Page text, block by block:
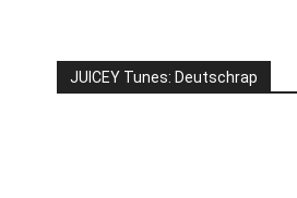
JUICEY Tunes: Deutschrap